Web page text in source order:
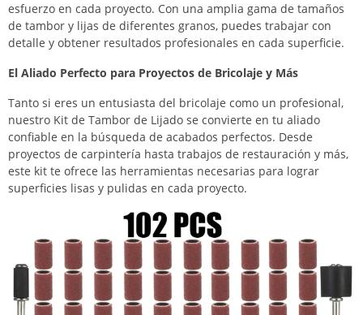
esfuerzo en cada proyecto. Con una amplia gama de tamaños
de tambor y lijas de diferentes granos, puedes trabajar con
detalle y obtener resultados profesionales en cada superficie.
El Aliado Perfecto para Proyectos de Bricolaje y Más
Tanto si eres un entusiasta del bricolaje como un profesional,
nuestro Kit de Tambor de Lijado se convierte en tu aliado
confiable en la búsqueda de acabados perfectos. Desde
proyectos de carpintería hasta trabajos de restauración y más,
este kit te ofrece las herramientas necesarias para lograr
superficies lisas y pulidas en cada proyecto.